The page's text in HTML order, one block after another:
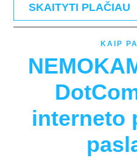
SKAITYTI PLAČIAU
KAIP
interneto